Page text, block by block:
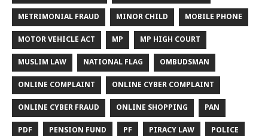
METRIMONIAL FRAUD MINOR CHILD MOBILE PHONE
MOTOR VEHICLE ACT MP MP HIGH COURT
MUSLIM LAW NATIONAL FLAG OMBUDSMAN
ONLINE COMPLAINT ONLINE CYBER COMPLAINT
ONLINE CYBER FRAUD ONLINE SHOPPING PAN
PDF PENSION FUND PF PIRACY LAW POLICE